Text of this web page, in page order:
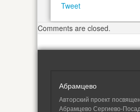
Tweet
Comments are closed.
Абрамцево
Авторский проект
Абрамцево Сергиево-